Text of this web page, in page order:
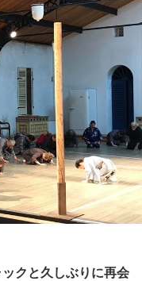
クと久しぶりに再会